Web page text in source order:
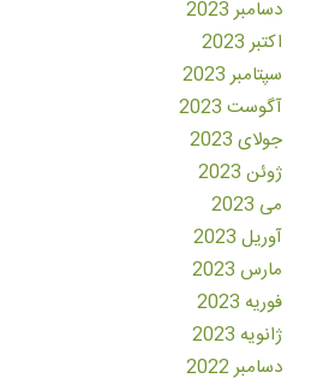
دسامبر 2023
اکتبر 2023
سپتامبر 2023
آگوست 2023
جولای 2023
ژوئن 2023
می 2023
آوریل 2023
مارس 2023
فوریه 2023
ژانویه 2023
دسامبر 2022